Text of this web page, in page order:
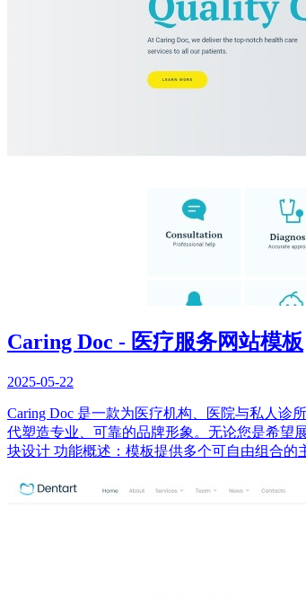
Caring Doc - 医疗服务网站模板
2025-05-22
Caring Doc 是一款为医疗机构、医院与私人
代塑造专业、可靠的品牌形象。无论您是希望
块设计 功能概述：模板提供多个可自由组合